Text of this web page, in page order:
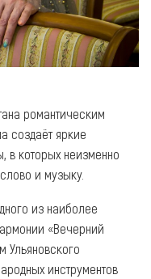
романтическим
создаёт яркие
в которых неизменно
и музыку.
из наиболее
«Вечерний
Ульяновского
инструментов